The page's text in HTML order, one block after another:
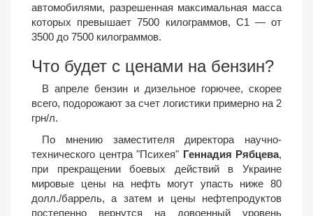
автомобилями, разрешенная максимальная масса
которых превышает 7500 килограммов, С1 — от
3500 до 7500 килограммов.
Что будет с ценами на бензин?
В апреле бензин и дизельное горючее, скорее
всего, подорожают за счет логистики примерно на 2
грн/л.
По мнению заместителя директора научно-
технического центра "Психея" Геннадия Рябцева,
при прекращении боевых действий в Украине
мировые цены на нефть могут упасть ниже 80
долл./баррель, а затем и цены нефтепродуктов
постепенно вернутся на довоенный уровень